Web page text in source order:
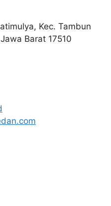
Kec. Tambun
Barat 17510